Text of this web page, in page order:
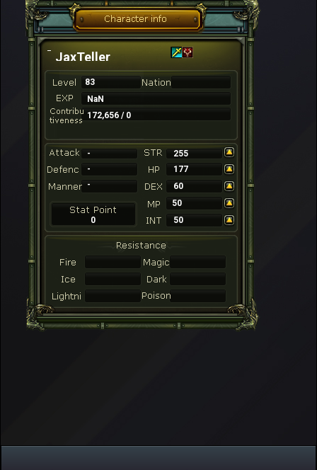
JaxTeller
83
NaN
172,656 / 0
-
255
-
177
-
60
50
0
50